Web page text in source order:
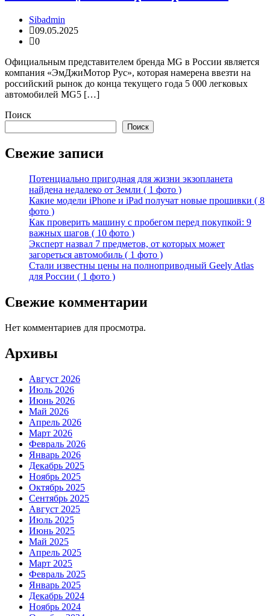
Sibadmin
09.05.2025
0
Официальным представителем бренда MG в России является
компания «ЭмДжиМотор Рус», которая намерена ввезти на
российский рынок до конца текущего года 5 000 легковых
автомобилей MG5 […]
Поиск
Поиск
Свежие записи
Потенциально пригодная для жизни экзопланета
найдена недалеко от Земли ( 1 фото )
Какие модели iPhone и iPad получат новые прошивки ( 8
фото )
Как проверить машину с пробегом перед покупкой: 9
важных шагов ( 10 фото )
Эксперт назвал 7 предметов, от которых может
загореться автомобиль ( 1 фото )
Стали известны цены на полноприводный Geely Atlas
для России ( 1 фото )
Свежие комментарии
Нет комментариев для просмотра.
Архивы
Август 2026
Июль 2026
Июнь 2026
Май 2026
Апрель 2026
Март 2026
Февраль 2026
Январь 2026
Декабрь 2025
Ноябрь 2025
Октябрь 2025
Сентябрь 2025
Август 2025
Июль 2025
Июнь 2025
Май 2025
Апрель 2025
Март 2025
Февраль 2025
Январь 2025
Декабрь 2024
Ноябрь 2024